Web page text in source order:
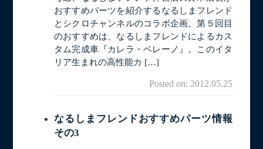
おすすめパーツを紹介するなるしまフレンド
とシクロチャンネルのコラボ企画。第５回目
のおすすめは、なるしまフレンドによるカス
タム完成車『カレラ・ベレーノ』。このイタ
リア生まれの高性能カ […]
Posted on: 2012.05.25
なるしまフレンドおすすめパーツ情報
その3